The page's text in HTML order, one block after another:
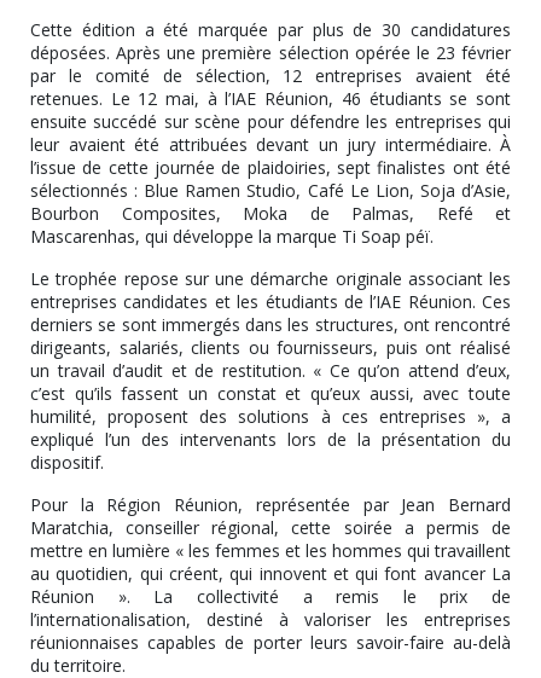
Cette édition a été marquée par plus de 30 candidatures
déposées. Après une première sélection opérée le 23 février
par le comité de sélection, 12 entreprises avaient été
retenues. Le 12 mai, à l’IAE Réunion, 46 étudiants se sont
ensuite succédé sur scène pour défendre les entreprises qui
leur avaient été attribuées devant un jury intermédiaire. À
l’issue de cette journée de plaidoiries, sept finalistes ont été
sélectionnés : Blue Ramen Studio, Café Le Lion, Soja d’Asie,
Bourbon Composites, Moka de Palmas, Refé et
Mascarenhas, qui développe la marque Ti Soap péï.
Le trophée repose sur une démarche originale associant les
entreprises candidates et les étudiants de l’IAE Réunion. Ces
derniers se sont immergés dans les structures, ont rencontré
dirigeants, salariés, clients ou fournisseurs, puis ont réalisé
un travail d’audit et de restitution. « Ce qu’on attend d’eux,
c’est qu’ils fassent un constat et qu’eux aussi, avec toute
humilité, proposent des solutions à ces entreprises », a
expliqué l’un des intervenants lors de la présentation du
dispositif.
Pour la Région Réunion, représentée par Jean Bernard
Maratchia, conseiller régional, cette soirée a permis de
mettre en lumière « les femmes et les hommes qui travaillent
au quotidien, qui créent, qui innovent et qui font avancer La
Réunion ». La collectivité a remis le prix de
l’internationalisation, destiné à valoriser les entreprises
réunionnaises capables de porter leurs savoir-faire au-delà
du territoire.